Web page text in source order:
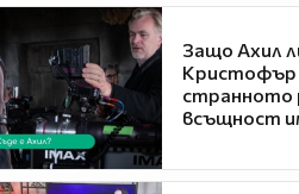
Защо Ахил
Кристофър
странното
всъщност